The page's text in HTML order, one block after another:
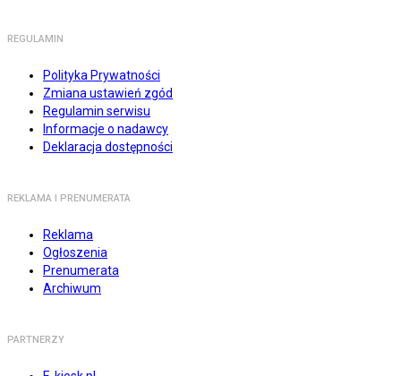
REGULAMIN
Polityka Prywatności
Zmiana ustawień zgód
Regulamin serwisu
Informacje o nadawcy
Deklaracja dostępności
REKLAMA I PRENUMERATA
Reklama
Ogłoszenia
Prenumerata
Archiwum
PARTNERZY